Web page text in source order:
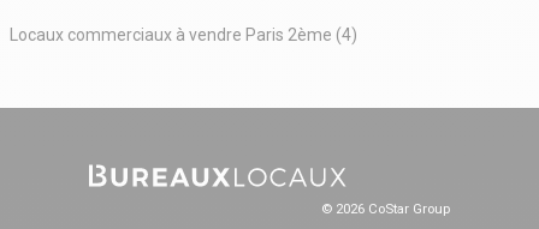
Locaux commerciaux à vendre Paris 2ème (4)
© 2026 CoStar Group